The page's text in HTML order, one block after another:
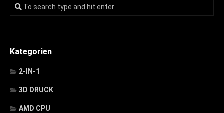
Kategorien
2-IN-1
3D DRUCK
AMD CPU